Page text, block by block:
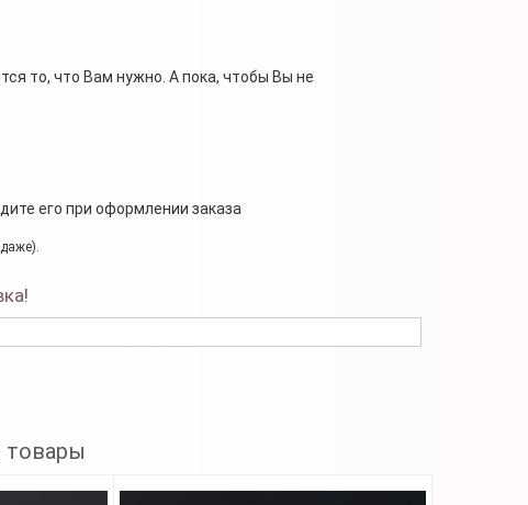
то, что Вам нужно. А пока, чтобы Вы не
его при оформлении заказа